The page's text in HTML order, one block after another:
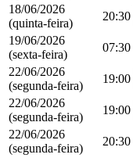
18/06/2026
(quinta-feira)
20:30
19/06/2026
(sexta-feira)
07:30
22/06/2026
(segunda-feira)
19:00
22/06/2026
(segunda-feira)
19:00
22/06/2026
(segunda-feira)
20:30